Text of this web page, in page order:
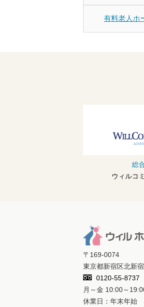
有料老人ホ
総
ウィルコ
〒169-0074
東京都新宿区北新
0120-55-8737
月～金 10:00～
休業日：年末年始